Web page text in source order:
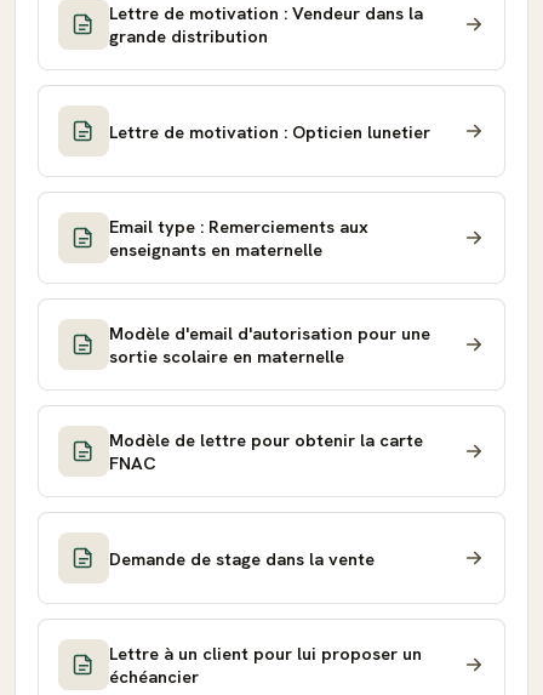
Lettre de motivation : Vendeur dans la
grande distribution
Lettre de motivation : Opticien lunetier
Email type : Remerciements aux
enseignants en maternelle
Modèle d'email d'autorisation pour une
sortie scolaire en maternelle
Modèle de lettre pour obtenir la carte
FNAC
Demande de stage dans la vente
Lettre à un client pour lui proposer un
échéancier